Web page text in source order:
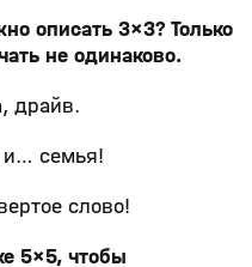
описать 3×3? Только
не одинаково.
драйв.
семья!
слово!
5×5, чтобы